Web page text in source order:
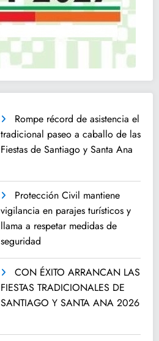
Rompe récord de asistencia el
tradicional paseo a caballo de las
Fiestas de Santiago y Santa Ana
Protección Civil mantiene
vigilancia en parajes turísticos y
llama a respetar medidas de
seguridad
CON ÉXITO ARRANCAN LAS
FIESTAS TRADICIONALES DE
SANTIAGO Y SANTA ANA 2026